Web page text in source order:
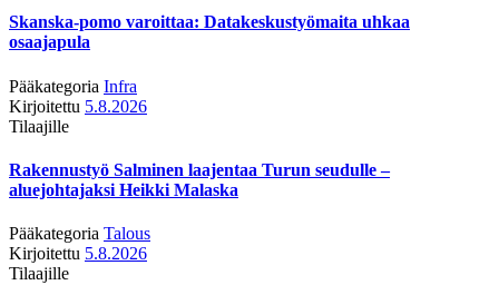
Skanska-pomo varoittaa: Datakeskustyömaita uhkaa
osaajapula
Pääkategoria Infra
Kirjoitettu 5.8.2026
Tilaajille
Rakennustyö Salminen laajentaa Turun seudulle –
aluejohtajaksi Heikki Malaska
Pääkategoria Talous
Kirjoitettu 5.8.2026
Tilaajille